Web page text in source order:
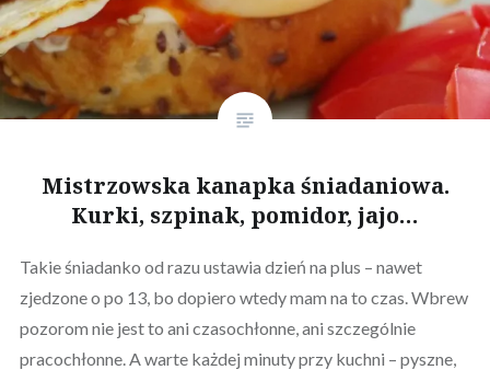
Mistrzowska kanapka śniadaniowa.
Kurki, szpinak, pomidor, jajo…
Takie śniadanko od razu ustawia dzień na plus – nawet
zjedzone o po 13, bo dopiero wtedy mam na to czas. Wbrew
pozorom nie jest to ani czasochłonne, ani szczególnie
pracochłonne. A warte każdej minuty przy kuchni – pyszne,